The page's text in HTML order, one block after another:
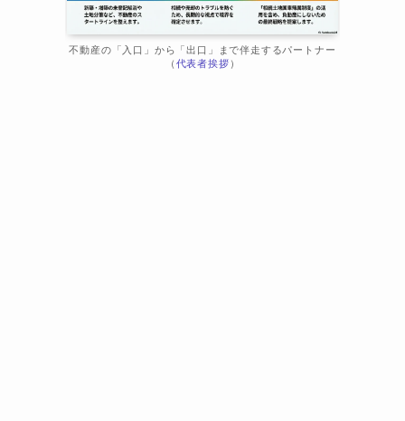
不動産の「入口」から「出口」まで伴走するパートナー
（代表者挨拶）